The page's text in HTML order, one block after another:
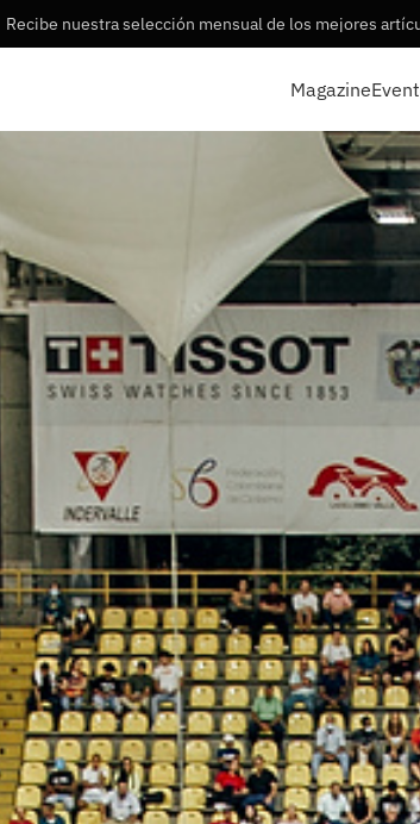
Recibe nuestra selección mensual de los mejores
Magazine